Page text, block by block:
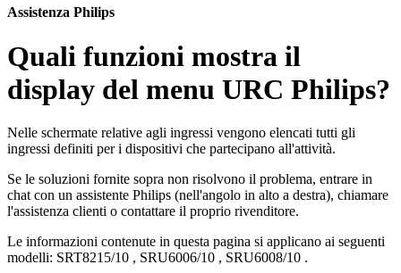
Assistenza Philips
Quali funzioni mostra il
display del menu URC Philips?
Nelle schermate relative agli ingressi vengono elencati tutti gli
ingressi definiti per i dispositivi che partecipano all'attività.
Se le soluzioni fornite sopra non risolvono il problema, entrare in
chat con un assistente Philips (nell'angolo in alto a destra), chiamare
l'assistenza clienti o contattare il proprio rivenditore.
Le informazioni contenute in questa pagina si applicano ai seguenti
modelli: SRT8215/10 , SRU6006/10 , SRU6008/10 .